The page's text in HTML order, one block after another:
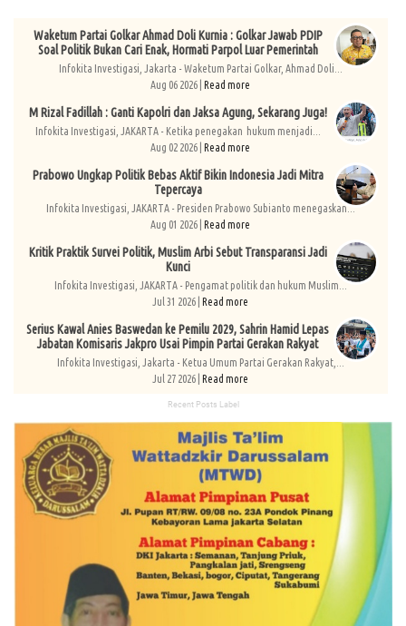
Waketum Partai Golkar Ahmad Doli Kurnia : Golkar Jawab PDIP
Soal Politik Bukan Cari Enak, Hormati Parpol Luar Pemerintah
Infokita Investigasi, Jakarta - Waketum Partai Golkar, Ahmad Doli...
Aug 06 2026 | Read more
M Rizal Fadillah : Ganti Kapolri dan Jaksa Agung, Sekarang Juga!
Infokita Investigasi, JAKARTA - Ketika penegakan hukum menjadi...
Aug 02 2026 | Read more
Prabowo Ungkap Politik Bebas Aktif Bikin Indonesia Jadi Mitra
Tepercaya
Infokita Investigasi, JAKARTA - Presiden Prabowo Subianto menegaskan...
Aug 01 2026 | Read more
Kritik Praktik Survei Politik, Muslim Arbi Sebut Transparansi Jadi
Kunci
Infokita Investigasi, JAKARTA - Pengamat politik dan hukum Muslim...
Jul 31 2026 | Read more
Serius Kawal Anies Baswedan ke Pemilu 2029, Sahrin Hamid Lepas
Jabatan Komisaris Jakpro Usai Pimpin Partai Gerakan Rakyat
Infokita Investigasi, Jakarta - Ketua Umum Partai Gerakan Rakyat,...
Jul 27 2026 | Read more
Recent Posts Label